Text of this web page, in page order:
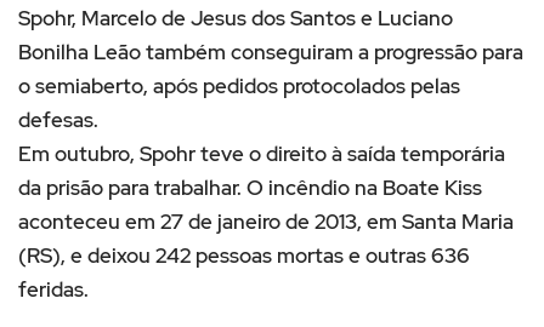
Spohr, Marcelo de Jesus dos Santos e Luciano
Bonilha Leão também conseguiram a progressão para
o semiaberto, após pedidos protocolados pelas
defesas.
Em outubro, Spohr teve o direito à saída temporária
da prisão para trabalhar. O incêndio na Boate Kiss
aconteceu em 27 de janeiro de 2013, em Santa Maria
(RS), e deixou 242 pessoas mortas e outras 636
feridas.